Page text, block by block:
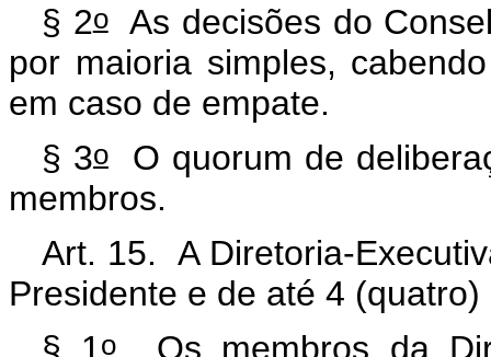
§ 2oAs decisões do
por maioria simples,
em caso de empate.
§ 3oO quorum de
membros.
Art. 15. A Diretoria-
Presidente e de até 4
§ 1oOs membros da